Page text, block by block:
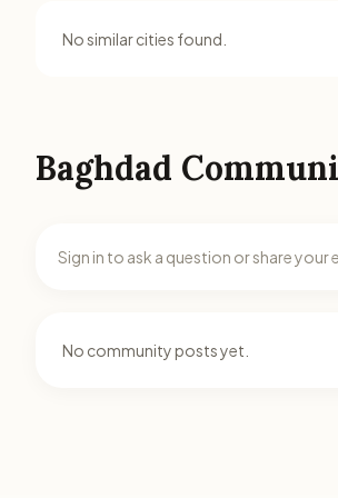
No similar cities found.
Baghdad
Sign in to ask a question or share your
No community posts yet.